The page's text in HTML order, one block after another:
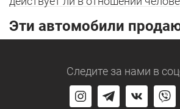
Эти автомобили
Следите за нами в